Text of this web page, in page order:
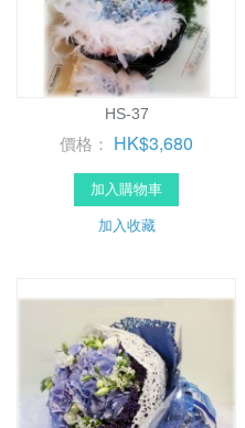
HS-37
價格： HK$3,680
加入購物車
加入收藏